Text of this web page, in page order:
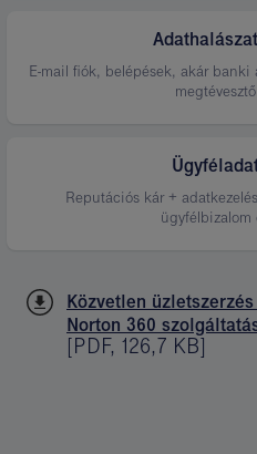
E-mail fiók, belépések, akár
Reputációs kár +
ügyfélbizalom
Közvetlen
Norton 360
[PDF, 126,7 KB]